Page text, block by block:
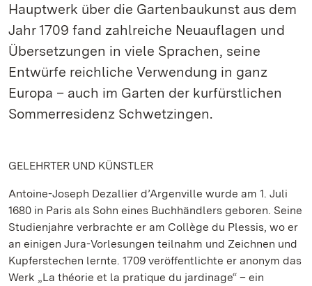
Hauptwerk über die Gartenbaukunst aus dem
Jahr 1709 fand zahlreiche Neuauflagen und
Übersetzungen in viele Sprachen, seine
Entwürfe reichliche Verwendung in ganz
Europa – auch im Garten der kurfürstlichen
Sommerresidenz Schwetzingen.
GELEHRTER UND KÜNSTLER
Antoine-Joseph Dezallier d’Argenville wurde am 1. Juli
1680 in Paris als Sohn eines Buchhändlers geboren. Seine
Studienjahre verbrachte er am Collège du Plessis, wo er
an einigen Jura-Vorlesungen teilnahm und Zeichnen und
Kupferstechen lernte. 1709 veröffentlichte er anonym das
Werk „La théorie et la pratique du jardinage“ – ein